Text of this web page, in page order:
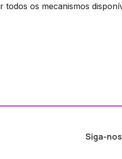
todos os mecanismos
Siga-